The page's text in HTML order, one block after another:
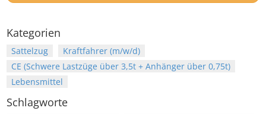
Kategorien
Sattelzug
Kraftfahrer (m/w/d)
CE (Schwere Lastzüge über 3,5t + Anhänger über 0,75t)
Lebensmittel
Schlagworte